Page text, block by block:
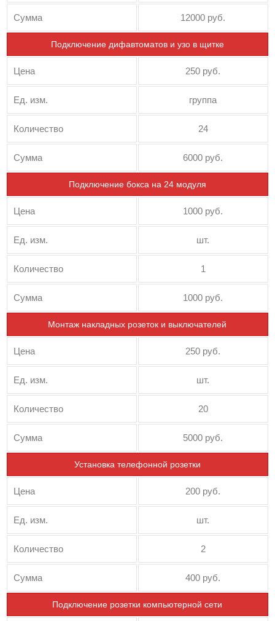
Сумма 12000 руб.
Подключение дифавтоматов и узо в щитке
Цена 250 руб.
Ед. изм. группа
Количество 24
Сумма 6000 руб.
Подключение бокса на 24 модуля
Цена 1000 руб.
Ед. изм. шт.
Количество 1
Сумма 1000 руб.
Монтаж накладных розеток и выключателей
Цена 250 руб.
Ед. изм. шт.
Количество 20
Сумма 5000 руб.
Установка телефонной розетки
Цена 200 руб.
Ед. изм. шт.
Количество 2
Сумма 400 руб.
Подключение розетки компьютерной сети